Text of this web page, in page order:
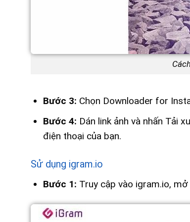
Bước 3: Chọn Downloader for
Bước 4: Dán link ảnh và nhấn Tải
điện thoại của bạn.
Sử dụng igram.io
Bước 1: Truy cập vào igram.io,